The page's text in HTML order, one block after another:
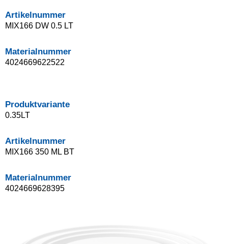
Artikelnummer
MIX166 DW 0.5 LT
Materialnummer
4024669622522
Produktvariante
0.35LT
Artikelnummer
MIX166 350 ML BT
Materialnummer
4024669628395